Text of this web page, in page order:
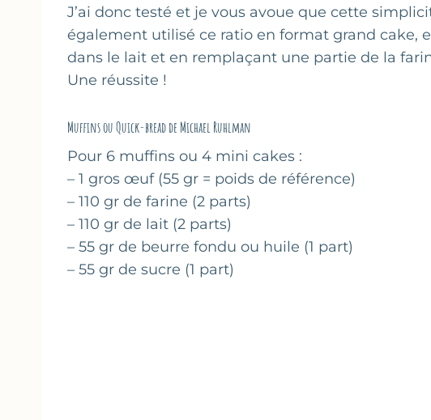
J’ai donc testé et je vous avoue que cette
également utilisé ce ratio en format grand cake,
dans le lait et en remplaçant une partie de la
Une réussite !
Muffins ou Quick-bread de Michael Ruhlman
Pour 6 muffins ou 4 mini cakes :
– 1 gros œuf (55 gr = poids de référence)
– 110 gr de farine (2 parts)
– 110 gr de lait (2 parts)
– 55 gr de beurre fondu ou huile (1 part)
– 55 gr de sucre (1 part)